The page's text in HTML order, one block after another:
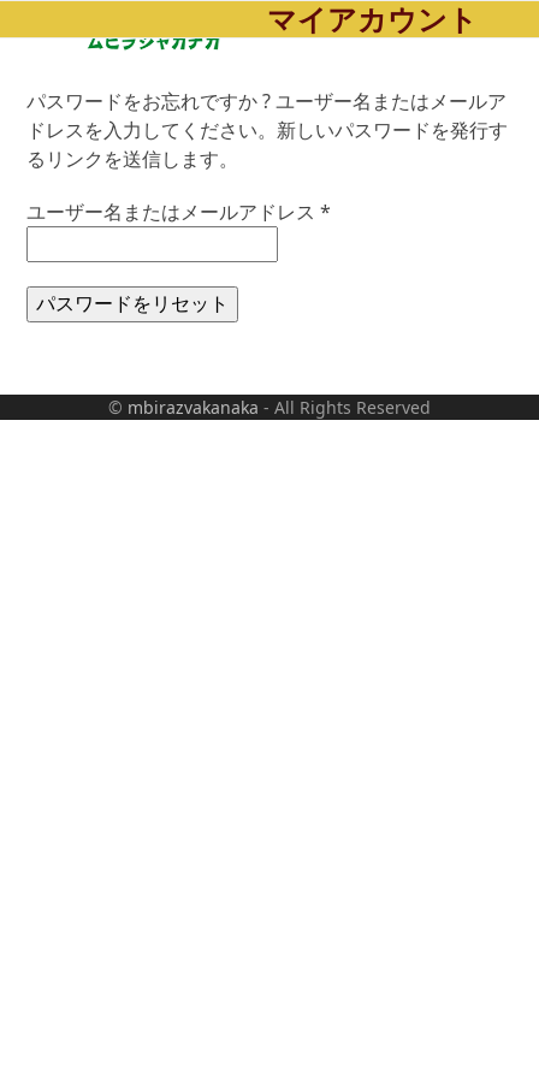
to
mobile
menu
mobile
menu
マイアカウント
パスワードをお忘れですか ? ユーザー名またはメールア
ドレスを入力してください。新しいパスワードを発行す
るリンクを送信します。
ユーザー名またはメールアドレス*
パスワードをリセット
© mbirazvakanaka - All Rights Reserved